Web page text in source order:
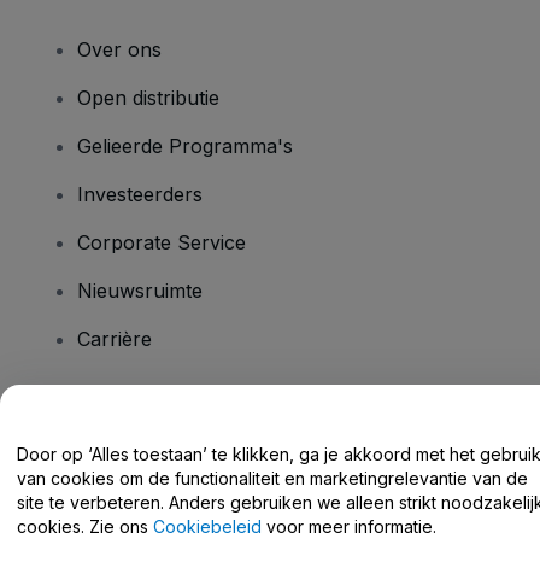
Over ons
Open distributie
Gelieerde Programma's
Investeerders
Corporate Service
Nieuwsruimte
Carrière
Helpcentrum / Neem Contact Met Ons Op
Door op ‘Alles toestaan’ te klikken, ga je akkoord met het gebruik
van cookies om de functionaliteit en marketingrelevantie van de
site te verbeteren. Anders gebruiken we alleen strikt
cookies. Zie ons Cookiebeleid voor meer informatie.